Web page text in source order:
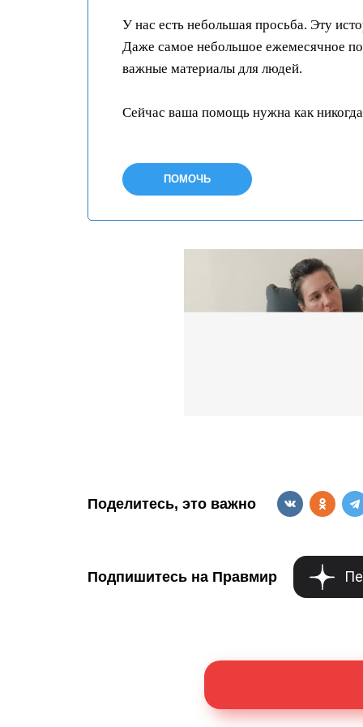
У нас есть небольшая просьба. Эту
Даже самое небольшое ежемесячное
важные материалы для людей.
Сейчас ваша помощь нужна как
ПОМОЧЬ
Поделитесь, это важно
Подпишитесь на Правмир